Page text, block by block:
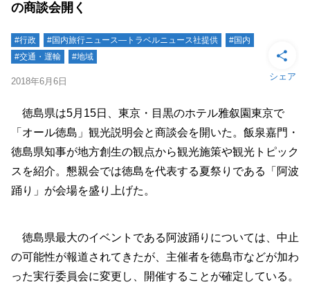
の商談会開く
#行政 #国内旅行ニュース―トラベルニュース社提供
#国内
#交通・運輸
#地域
2018年6月6日 シェア
徳島県は5月15日、東京・目黒のホテル雅叙園東京で
「オール徳島」観光説明会と商談会を開いた。飯泉嘉門・
徳島県知事が地方創生の観点から観光施策や観光トピック
スを紹介。懇親会では徳島を代表する夏祭りである「阿波
踊り」が会場を盛り上げた。
徳島県最大のイベントである阿波踊りについては、中止
の可能性が報道されてきたが、主催者を徳島市などが加わ
った実行委員会に変更し、開催することが確定している。